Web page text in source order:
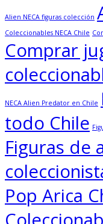
Alien NECA figuras colección
Coleccionables NECA Chile
Comprar
NECA Alien Predator en Chile
todo Chile
Figuras de
Pop Arica